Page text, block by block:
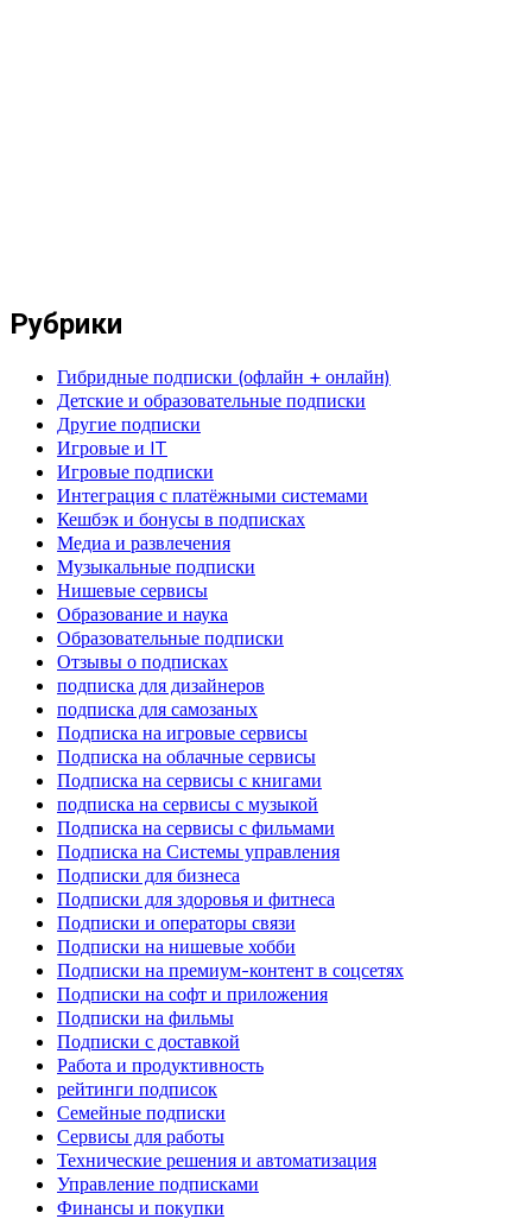
Рубрики
Гибридные подписки (офлайн + онлайн)
Детские и образовательные подписки
Другие подписки
Игровые и IT
Игровые подписки
Интеграция с платёжными системами
Кешбэк и бонусы в подписках
Медиа и развлечения
Музыкальные подписки
Нишевые сервисы
Образование и наука
Образовательные подписки
Отзывы о подписках
подписка для дизайнеров
подписка для самозаных
Подписка на игровые сервисы
Подписка на облачные сервисы
Подписка на сервисы с книгами
подписка на сервисы с музыкой
Подписка на сервисы с фильмами
Подписка на Системы управления
Подписки для бизнеса
Подписки для здоровья и фитнеса
Подписки и операторы связи
Подписки на нишевые хобби
Подписки на премиум-контент в соцсетях
Подписки на софт и приложения
Подписки на фильмы
Подписки с доставкой
Работа и продуктивность
рейтинги подписок
Семейные подписки
Сервисы для работы
Технические решения и автоматизация
Управление подписками
Финансы и покупки